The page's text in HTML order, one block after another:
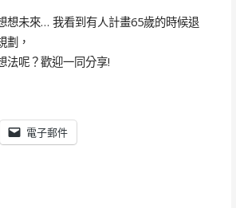
想未來… 我看到有人計畫65歲的時候退
劃，
法呢？歡迎一同分享!
電子郵件